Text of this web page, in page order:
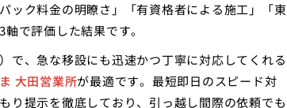
ック料金の明瞭さ」「有資格者による施工」「東
で評価した結果です。
で、急な移設にも迅速かつ丁寧に対応してくれる
大田営業所が最適です。最短即日のスピード対
り提示を徹底しており、引っ越し間際の依頼でも